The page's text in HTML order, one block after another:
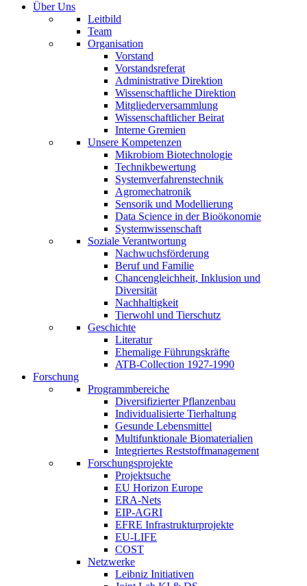
Über Uns
Leitbild
Team
Organisation
Vorstand
Vorstandsreferat
Administrative Direktion
Wissenschaftliche Direktion
Mitgliederversammlung
Wissenschaftlicher Beirat
Interne Gremien
Unsere Kompetenzen
Mikrobiom Biotechnologie
Technikbewertung
Systemverfahrenstechnik
Agromechatronik
Sensorik und Modellierung
Data Science in der Bioökonomie
Systemwissenschaft
Soziale Verantwortung
Nachwuchsförderung
Beruf und Familie
Chancengleichheit, Inklusion und
Diversität
Nachhaltigkeit
Tierwohl und Tierschutz
Geschichte
Literatur
Ehemalige Führungskräfte
ATB-Collection 1927-1990
Forschung
Programmbereiche
Diversifizierter Pflanzenbau
Individualisierte Tierhaltung
Gesunde Lebensmittel
Multifunktionale Biomaterialien
Integriertes Reststoffmanagement
Forschungsprojekte
Projektsuche
EU Horizon Europe
ERA-Nets
EIP-AGRI
EFRE Infrastrukturprojekte
EU-LIFE
COST
Netzwerke
Leibniz Initiativen